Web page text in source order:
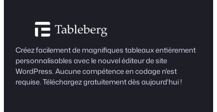
Créez facilement de magnifiques tableaux entièrement
personnalisables avec le nouvel éditeur de site
WordPress. Aucune compétence en codage n'est
requise. Téléchargez gratuitement dès aujourd'hui !